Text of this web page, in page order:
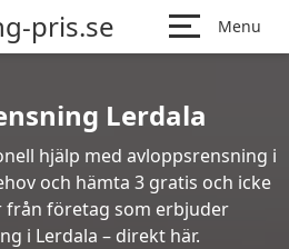
pris.se Menu
Lerdala
hjälp med avloppsrensning i
och hämta 3 gratis och icke
företag som erbjuder
i Lerdala – direkt här.